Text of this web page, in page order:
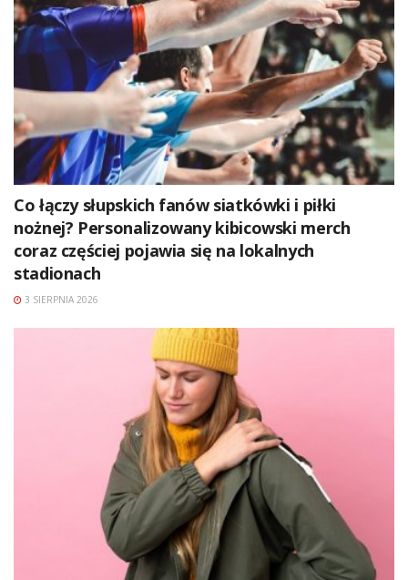
Co łączy słupskich fanów siatkówki i piłki
nożnej? Personalizowany kibicowski merch
coraz częściej pojawia się na lokalnych
stadionach
3 SIERPNIA 2026